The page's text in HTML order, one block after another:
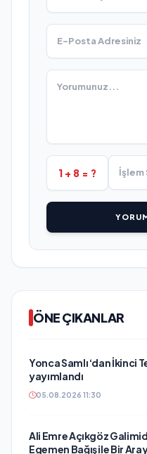
1 + 8 = ?
ÖNE ÇIKANLAR
Yonca Samlı ‘dan İkinci
yayımlandı
05.08.2026 11:30
Ali Emre Açıkgöz
Egemen Bağış ile Bir